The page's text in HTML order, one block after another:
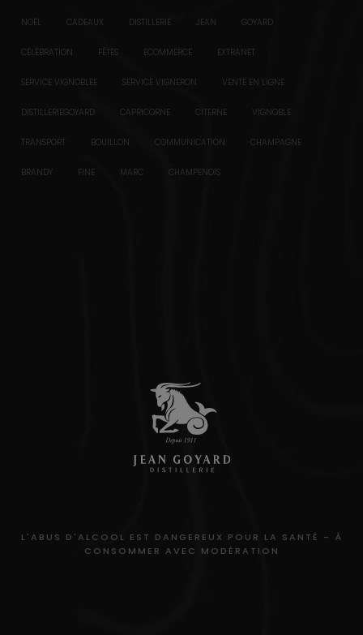
NOËL CADEAUX DISTILLERIE JEAN GOYARD
CÉLÉBRATION FÊTES ECOMMERCE EXTRANET
SERVICE VIGNOBLEE SERVICE VIGNERON VENTE EN LIGNE
DISTILLERIEGOYARD CAPRICORNE CITERNE VIGNOBLE
TRANSPORT BOUILLON COMMUNICATION CHAMPAGNE
BRANDY FINE MARC CHAMPENOIS
L'ABUS D'ALCOOL EST DANGEREUX POUR LA SANTÉ - À
CONSOMMER AVEC MODÉRATION